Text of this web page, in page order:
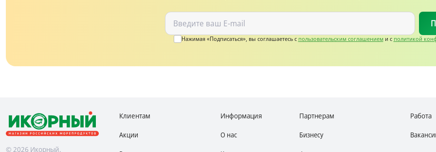
Нажимая «Подписаться», вы соглашаетесь c пользовательским соглашениеми с политикой
© 2026 Икорный.
Клиентам
Акции
Информация
О нас
Партнерам
Бизнесу
Работа